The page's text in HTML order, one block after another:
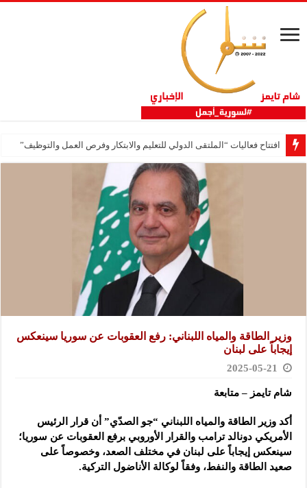
افتتاح فعاليات “الملتقى الدولي للتعليم والابتكار وفرص العمل والتوظيف”
وزير الطاقة والمياه اللبناني: رفع العقوبات عن سوريا سينعكس
إيجاباً على لبنان
2025-05-21
شام تايمز – متابعة
أكد وزير الطاقة والمياه اللبناني “جو الصدّي” أن قرار الرئيس
الأمريكي دونالد ترامب والقرار الأوروبي برفع العقوبات عن سوريا؛
سينعكس إيجاباً على لبنان في مختلف الصعد، وخصوصاً على
صعيد الطاقة والنفط، وفقاً لوكالة الأناضول التركية.